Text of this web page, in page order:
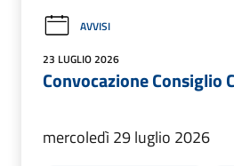
AVVISI
23 LUGLIO 2026
Convocazione Consiglio
mercoledì 29 luglio 2026